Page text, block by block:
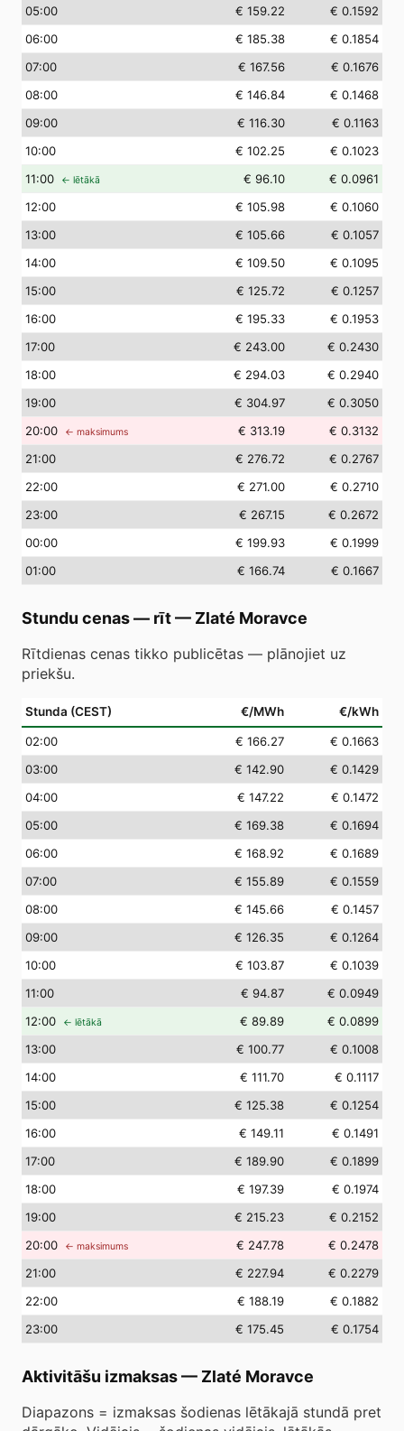
05:00 € 159.22
€ 0.1592
06:00 € 185.38
€ 0.1854
07:00 € 167.56
€ 0.1676
08:00 € 146.84
€ 0.1468
09:00 € 116.30
€ 0.1163
10:00 € 102.25
€ 0.1023
11:00 ← lētākā € 96.10
€ 0.0961
12:00 € 105.98
€ 0.1060
13:00 € 105.66
€ 0.1057
14:00 € 109.50
€ 0.1095
15:00 € 125.72
€ 0.1257
16:00 € 195.33
€ 0.1953
17:00 € 243.00
€ 0.2430
18:00 € 294.03
€ 0.2940
19:00 € 304.97
€ 0.3050
20:00 ← maksimums € 313.19
€ 0.3132
21:00 € 276.72
€ 0.2767
22:00 € 271.00
€ 0.2710
23:00 € 267.15
€ 0.2672
00:00 € 199.93
€ 0.1999
01:00 € 166.74 € 0.1667
Stundu cenas — rīt— Zlaté Moravce
Rītdienas cenas tikko publicētas — plānojiet uz
priekšu.
Stunda (CEST) €/MWh €/kWh
02:00 € 166.27
€ 0.1663
03:00 € 142.90
€ 0.1429
04:00 € 147.22
€ 0.1472
05:00 € 169.38
€ 0.1694
06:00 € 168.92
€ 0.1689
07:00 € 155.89
€ 0.1559
08:00 € 145.66
€ 0.1457
09:00 € 126.35
€ 0.1264
10:00 € 103.87
€ 0.1039
11:00 € 94.87
€ 0.0949
12:00 ← lētākā € 89.89
€ 0.0899
13:00 € 100.77
€ 0.1008
14:00 € 111.70
€ 0.1117
15:00 € 125.38
€ 0.1254
16:00 € 149.11
€ 0.1491
17:00 € 189.90
€ 0.1899
18:00 € 197.39
€ 0.1974
19:00 € 215.23
€ 0.2152
20:00 ← maksimums € 247.78
€ 0.2478
21:00 € 227.94
€ 0.2279
22:00 € 188.19
€ 0.1882
23:00 € 175.45 € 0.1754
Aktivitāšu izmaksas— Zlaté Moravce
Diapazons = izmaksas šodienas lētākajā stundā pret